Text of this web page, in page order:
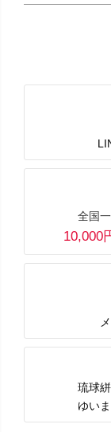
全国
10,000
琉球
ゆい